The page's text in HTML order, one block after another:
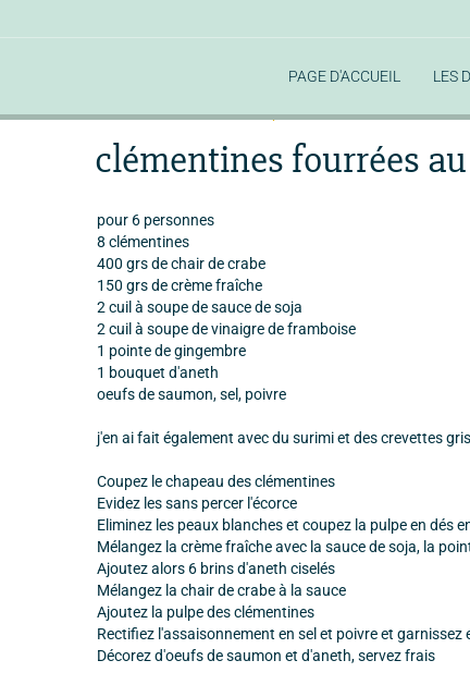
PAGE D'ACCUEIL LES
Accueil Les recettes Despéradiennes Les sucrées
clémentines fourrées
pour 6 personnes
8 clémentines
400 grs de chair de crabe
150 grs de crème fraîche
2 cuil à soupe de sauce de soja
2 cuil à soupe de vinaigre de framboise
1 pointe de gingembre
1 bouquet d'aneth
oeufs de saumon, sel, poivre
j'en ai fait également avec du surimi et des crevettes
Coupez le chapeau des clémentines
Evidez les sans percer l'écorce
Eliminez les peaux blanches et coupez la pulpe en dés
Mélangez la crème fraîche avec la sauce de soja, la
Ajoutez alors 6 brins d'aneth ciselés
Mélangez la chair de crabe à la sauce
Ajoutez la pulpe des clémentines
Rectifiez l'assaisonnement en sel et poivre et garnissez
Décorez d'oeufs de saumon et d'aneth, servez frais